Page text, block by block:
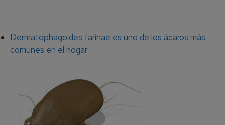
Dermatophagoides farinae es uno de los ácaros más
comunes en el hogar